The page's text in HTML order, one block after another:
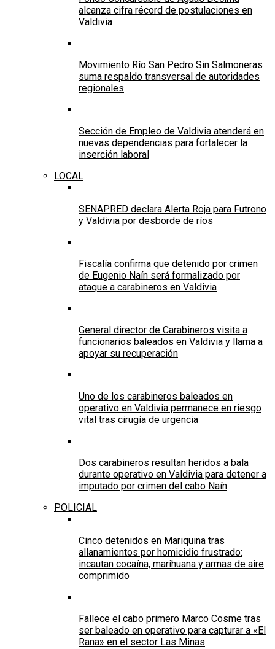
alcanza cifra récord de postulaciones en
Valdivia
Movimiento Río San Pedro Sin Salmoneras
suma respaldo transversal de autoridades
regionales
Sección de Empleo de Valdivia atenderá en
nuevas dependencias para fortalecer la
inserción laboral
LOCAL
SENAPRED declara Alerta Roja para Futrono
y Valdivia por desborde de ríos
Fiscalía confirma que detenido por crimen
de Eugenio Naín será formalizado por
ataque a carabineros en Valdivia
General director de Carabineros visita a
funcionarios baleados en Valdivia y llama a
apoyar su recuperación
Uno de los carabineros baleados en
operativo en Valdivia permanece en riesgo
vital tras cirugía de urgencia
Dos carabineros resultan heridos a bala
durante operativo en Valdivia para detener a
imputado por crimen del cabo Naín
POLICIAL
Cinco detenidos en Mariquina tras
allanamientos por homicidio frustrado:
incautan cocaína, marihuana y armas de aire
comprimido
Fallece el cabo primero Marco Cosme tras
ser baleado en operativo para capturar a «El
Rana» en el sector Las Minas